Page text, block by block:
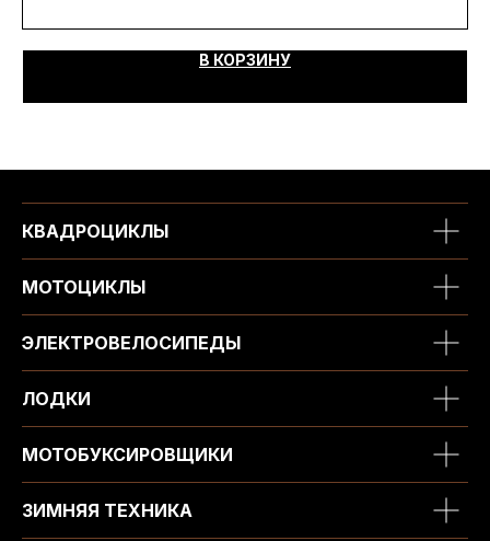
В КОРЗИНУ
КВАДРОЦИКЛЫ
МОТОЦИКЛЫ
ЭЛЕКТРОВЕЛОСИПЕДЫ
ЛОДКИ
МОТОБУКСИРОВЩИКИ
ЗИМНЯЯ ТЕХНИКА